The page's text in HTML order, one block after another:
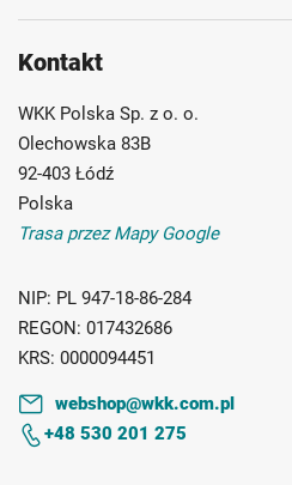
Kontakt
WKK Polska Sp. z o. o.
Olechowska 83B
92-403 Łódź
Polska
Trasa przez Mapy Google
NIP: PL 947-18-86-284
REGON: 017432686
KRS: 0000094451
webshop@wkk.com.pl
+48 530 201 275